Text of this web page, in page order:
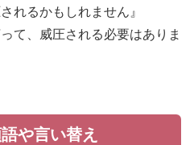
れるかもしれません』
て、威圧される必要はありま
や言い替え